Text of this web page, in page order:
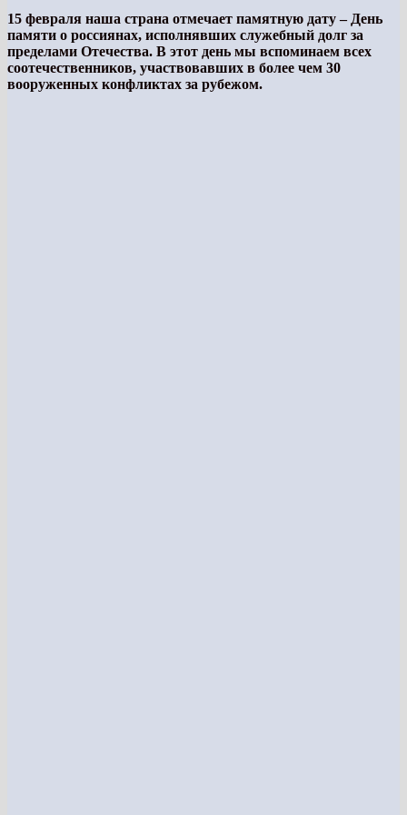
15 февраля наша страна отмечает памятную дату – День
памяти о россиянах, исполнявших служебный долг за
пределами Отечества. В этот день мы вспоминаем всех
соотечественников, участвовавших в более чем 30
вооруженных конфликтах за рубежом.